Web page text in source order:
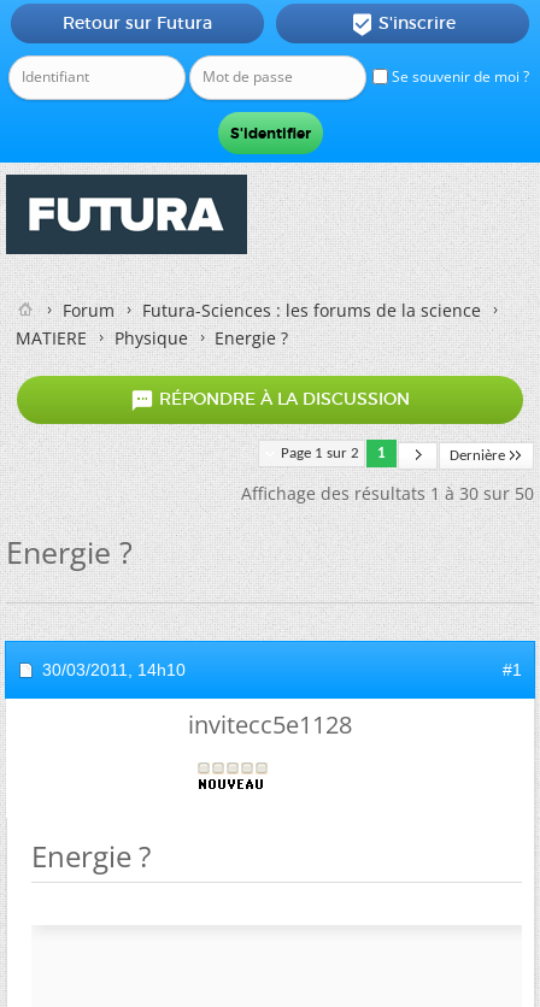
Se souvenir de moi ?
Retour sur Futura  S'inscrire
Forum
Futura-Sciences : les forums de la science
MATIERE
Physique Energie ?
 RÉPONDRE À LA DISCUSSION
Page 1 sur 2 1 Dernière
Affichage des résultats 1 à 30 sur 50
Energie ?
30/03/2011, 14h10 #1
invitecc5e1128
Energie ?